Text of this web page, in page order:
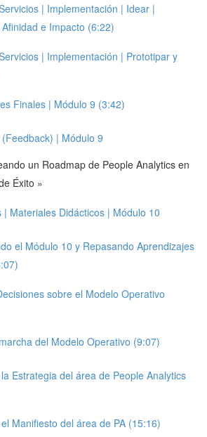
| Implementación | Idear |
e Impacto (6:22)
| Implementación | Prototipar y
Finales | Módulo 9 (3:42)
| Módulo 9
un Roadmap de People Analytics en
Éxito »
| Materiales Didácticos | Módulo 10
el Módulo 10 y Repasando Aprendizajes
sobre el Modelo Operativo
del Modelo Operativo (9:07)
Estrategia del área de People Analytics
Manifiesto del área de PA (15:16)